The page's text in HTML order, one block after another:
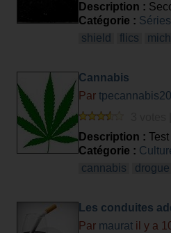
Description :
Catégorie :
shield
flics
Cannabis
Par
Description :
Catégorie :
cannabis
drogue
Les conduites
Par maurat il y a